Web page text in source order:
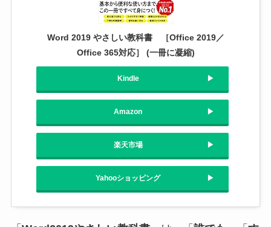
Word 2019 やさしい教科書 ［Office 2019／
Office 365対応］ (一冊に凝縮)
Kindle
Amazon
楽天市場
Yahooショッピング